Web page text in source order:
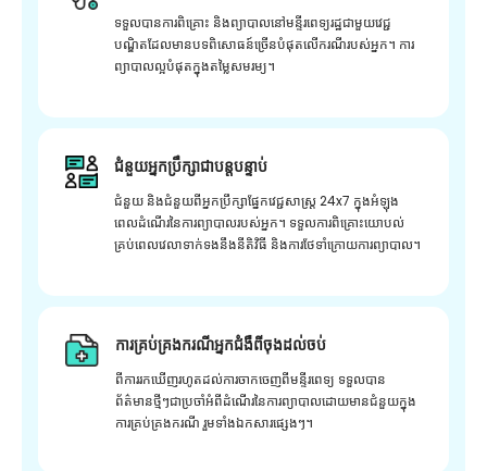
ទទួលបានការពិគ្រោះ និងព្យាបាលនៅមន្ទីរពេទ្យរដ្ឋជាមួយវេជ្ជ
បណ្ឌិតដែលមានបទពិសោធន៍ច្រើនបំផុតលើករណីរបស់អ្នក។ ការ
ព្យាបាលល្អបំផុតក្នុងតម្លៃសមរម្យ។
ជំនួយអ្នកប្រឹក្សាជាបន្តបន្ទាប់
ជំនួយ និងជំនួយពីអ្នកប្រឹក្សាផ្នែកវេជ្ជសាស្រ្ត 24x7 ក្នុងអំឡុង
ពេលដំណើរនៃការព្យាបាលរបស់អ្នក។ ទទួលការពិគ្រោះយោបល់
គ្រប់ពេលវេលាទាក់ទងនឹងនីតិវិធី និងការថែទាំក្រោយការព្យាបាល។
ការគ្រប់គ្រងករណីអ្នកជំងឺពីចុងដល់ចប់
ពីការរកឃើញរហូតដល់ការចាកចេញពីមន្ទីរពេទ្យ ទទួលបាន
ព័ត៌មានថ្មីៗជាប្រចាំអំពីដំណើរនៃការព្យាបាលដោយមានជំនួយក្នុង
ការគ្រប់គ្រងករណី រួមទាំងឯកសារផ្សេងៗ។